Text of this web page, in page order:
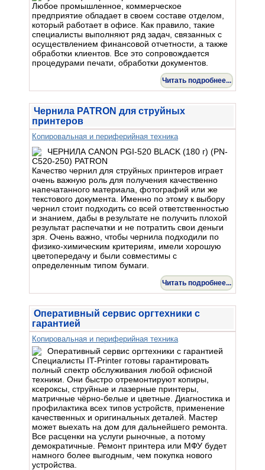
Любое промышленное, коммерческое
предприятие обладает в своем составе отделом,
который работает в офисе. Как правило, такие
специалисты выполняют ряд задач, связанных с
осуществлением финансовой отчетности, а также
обработки клиентов. Все это сопровождается
процедурами печати, обработки документов.
Читать подробнее...
Чернила PATRON для струйных
принтеров
Копировальная и периферийная техника
Качество чернил для струйных принтеров играет
очень важную роль для получения качественно
напечатанного материала, фотографий или же
текстового документа. Именно по этому к выбору
чернил стоит подходить со всей ответственностью
и знанием, дабы в результате не получить плохой
результат распечатки и не потратить свои деньги
зря. Очень важно, чтобы чернила подходили по
физико-химическим критериям, имели хорошую
цветопередачу и были совместимы с
определенным типом бумаги.
Читать подробнее...
Оперативный сервис оргтехники с
гарантией
Копировальная и периферийная техника
Специалисты IT-Printer готовы гарантировать
полный спектр обслуживания любой офисной
техники. Они быстро отремонтируют копиры,
ксероксы, струйные и лазерные принтеры,
матричные чёрно-белые и цветные. Диагностика и
профилактика всех типов устройств, применение
качественных и оригинальных деталей. Мастер
может выехать на дом для дальнейшего ремонта.
Все расценки на услуги рыночные, а потому
демократичные. Ремонт принтера или МФУ будет
намного более выгодным, чем покупка нового
устройства.